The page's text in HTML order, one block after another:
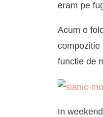
eram pe
Acum o
compozitie
functie de
In